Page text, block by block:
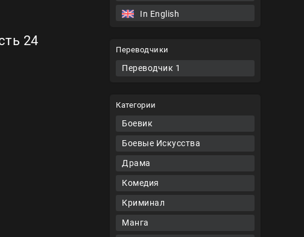
In English
Переводчики
Переводчик 1
Категории
Боевик
Боевые Искусства
Драма
Комедия
Криминал
Манга
24